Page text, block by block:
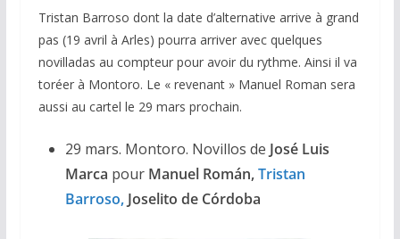
Tristan Barroso dont la date d’alternative arrive à grand
pas (19 avril à Arles) pourra arriver avec quelques
novilladas au compteur pour avoir du rythme. Ainsi il va
toréer à Montoro. Le « revenant » Manuel Roman sera
aussi au cartel le 29 mars prochain.
29 mars. Montoro. Novillos de José Luis
Marca pour Manuel Román,Tristan
Barroso,Joselito de Córdoba